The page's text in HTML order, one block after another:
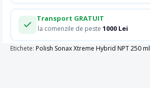
Transport GRATUIT
la comenzile de peste 1000 Lei
Etichete: Polish Sonax Xtreme Hybrid NPT 250 ml